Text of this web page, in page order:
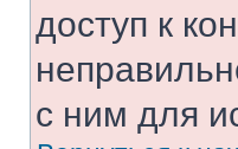
доступ к
с ним для